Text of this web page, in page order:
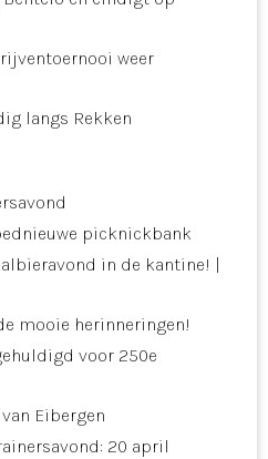
weer
langs Rekken
picknickbank
in de kantine! |
mooie herinneringen!
voor 250e
Eibergen
20 april